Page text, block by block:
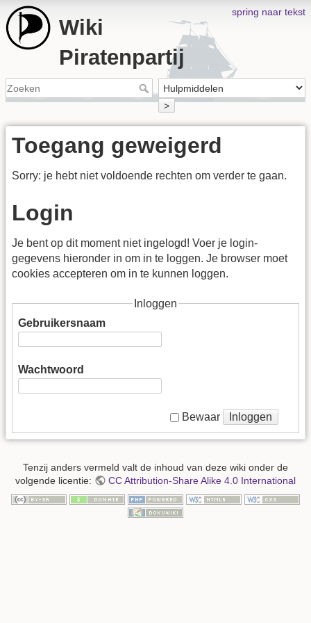
spring naar tekst
Wiki
Piratenpartij
>
Toegang geweigerd
Sorry: je hebt niet voldoende rechten om verder te gaan.
Login
Je bent op dit moment niet ingelogd! Voer je login-
gegevens hieronder in om in te loggen. Je browser moet
cookies accepteren om in te kunnen loggen.
Inloggen
Gebruikersnaam
Wachtwoord
Bewaar Inloggen
Tenzij anders vermeld valt de inhoud van deze wiki onder de
volgende licentie:
CC Attribution-Share Alike 4.0 International